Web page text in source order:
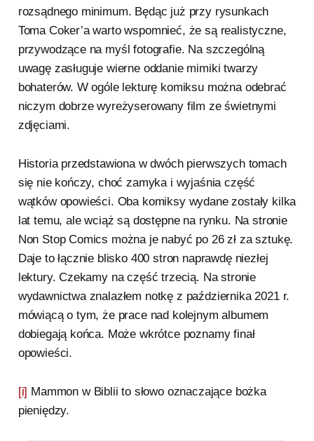
rozsądnego minimum. Będąc już przy rysunkach
Toma Coker’a warto wspomnieć, że są realistyczne,
przywodzące na myśl fotografie. Na szczególną
uwagę zasługuje wierne oddanie mimiki twarzy
bohaterów. W ogóle lekturę komiksu można odebrać
niczym dobrze wyreżyserowany film ze świetnymi
zdjęciami.
Historia przedstawiona w dwóch pierwszych tomach
się nie kończy, choć zamyka i wyjaśnia część
wątków opowieści. Oba komiksy wydane zostały kilka
lat temu, ale wciąż są dostępne na rynku. Na stronie
Non Stop Comics można je nabyć po 26 zł za sztukę.
Daje to łącznie blisko 400 stron naprawdę niezłej
lektury. Czekamy na część trzecią. Na stronie
wydawnictwa znalazłem notkę z października 2021 r.
mówiącą o tym, że prace nad kolejnym albumem
dobiegają końca. Może wkrótce poznamy finał
opowieści.
[i] Mammon w Biblii to słowo oznaczające bożka
pieniędzy.